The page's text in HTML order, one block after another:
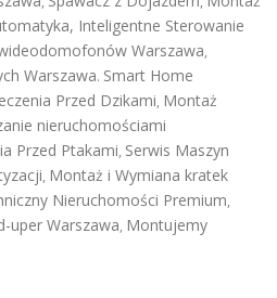
Inteligentne Sterowanie
Warszawa,
Warszawa. Smart Home
Przed Dzikami, Montaż
nieruchomościami
Przed Ptakami, Serwis Maszyn
, Montaż i Wymiana kratek
Nieruchomości Premium,
uper Warszawa, Montujemy